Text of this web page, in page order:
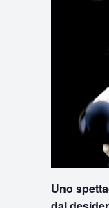
Uno